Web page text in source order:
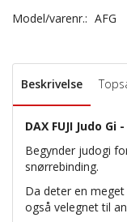
Model/varenr.: AFG
Beskrivelse
DAX FUJI Judo Gi
Begynder judogi
snørrebinding.
Da deter en
også velegnet til